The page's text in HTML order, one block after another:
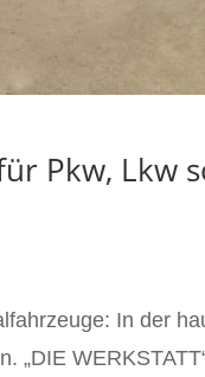
Pkw, Lkw
In der
„DIE